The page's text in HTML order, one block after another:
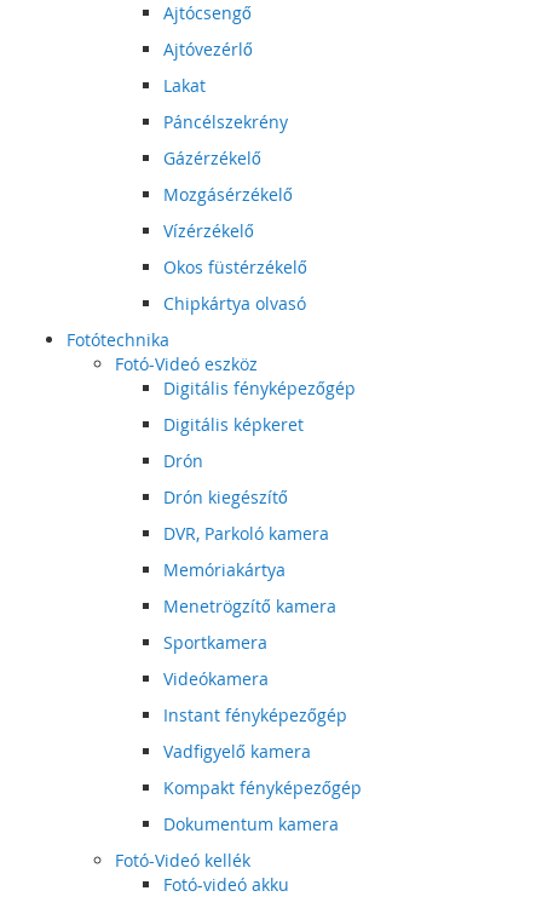
Ajtócsengő
Ajtóvezérlő
Lakat
Páncélszekrény
Gázérzékelő
Mozgásérzékelő
Vízérzékelő
Okos füstérzékelő
Chipkártya olvasó
Fotótechnika
Fotó-Videó eszköz
Digitális fényképezőgép
Digitális képkeret
Drón
Drón kiegészítő
DVR, Parkoló kamera
Memóriakártya
Menetrögzítő kamera
Sportkamera
Videókamera
Instant fényképezőgép
Vadfigyelő kamera
Kompakt fényképezőgép
Dokumentum kamera
Fotó-Videó kellék
Fotó-videó akku